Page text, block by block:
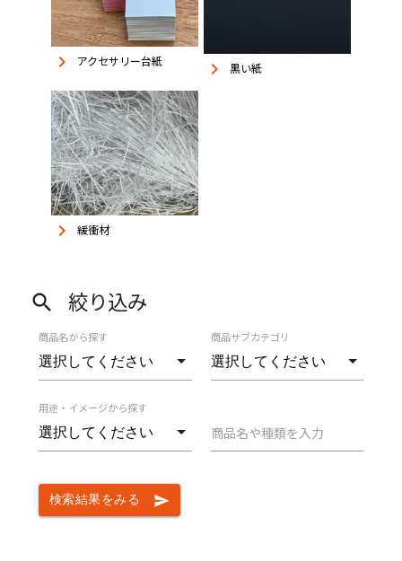
keyboard_arrow_right アクセサリー台紙 keyboard_arrow_right 黒い紙
keyboard_arrow_right 緩衝材
search 絞り込み
商品名から探す 商品サブカテゴリ
用途・イメージから探す
商品名や種類を入力
send
検索結果をみる